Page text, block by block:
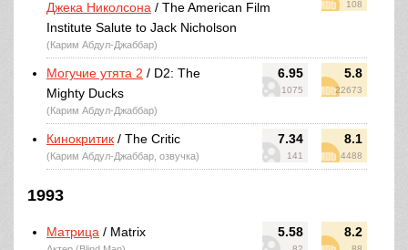
108
Джека Николсона / The American Film
Institute Salute to Jack Nicholson
(Карим Абдул-Джаббар)
6.95
1075
5.8
22673
Могучие утята 2 / D2: The
Mighty Ducks
(Карим Абдул-Джаббар)
7.34
141
8.1
4488
Кинокритик / The Critic
(Карим Абдул-Джаббар, озвучка)
1993
5.58 8.2
Матрица / Matrix